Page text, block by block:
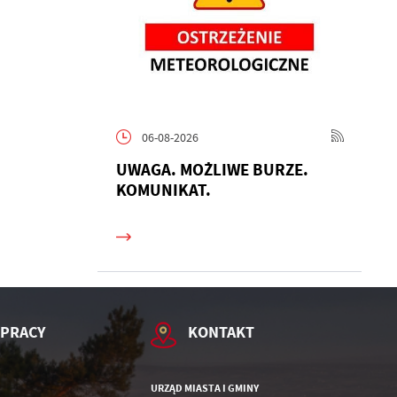
06-08-2026
UWAGA. MOŻLIWE BURZE.
KOMUNIKAT.
KONTAKT
URZĄD MIASTA I GMINY